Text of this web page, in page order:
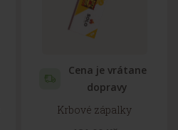
Cena je vrátane
dopravy
Krbové zápalky